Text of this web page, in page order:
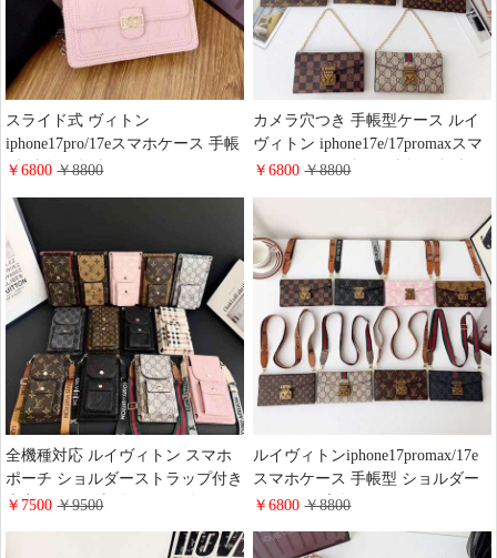
スライド式 ヴィトン
iphone17pro/17eスマホケース 手帳
型 財布一体型 エンボスレザー LV
ダー チェーン付き iPhone全機種
対応 手帳型ケース ハイ ブランド
ルイヴィトンモノグラム アンプラ
ント Galaxy s26/s26plusケース 肩
掛け 斜めがけ 大人 レディース お
しゃれ
￥6800￥8800
カメラ穴つき 手帳型ケース ルイ
ヴィトン iphone17e/17promaxスマ
ホケース 三つ折り 財布一体型 モ
Galaxy S26/S26plus手帳ケース 落
下防止チェーン付き 女性用 ハイ
ブランドiphone手帳ケース全機種
対応
￥6800￥8800
全機種対応 ルイヴィトン スマホ
ポーチ ショルダーストラップ付き
大容量カード収納 ミラー付き 人
ホポシェット 斜めがけ レディー
￥7500￥9500
ルイヴィトンiphone17promax/17e
スマホケース 手帳型 ショルダー
ストラップ付き グッチ
財布一体型 高级レザー ビジネス
￥6800￥8800